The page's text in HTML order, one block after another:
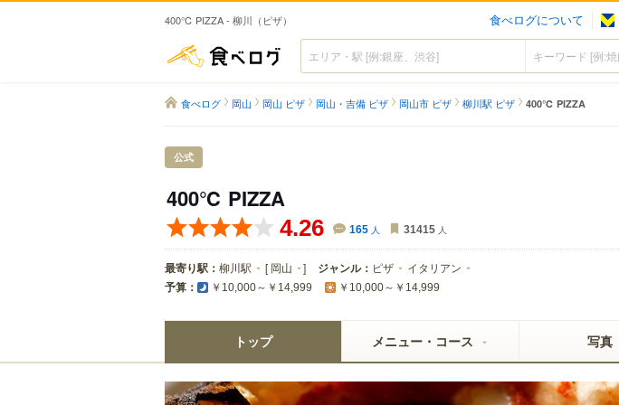
400℃ PIZZA - 柳川（ピザ） 食べログについて
食べログ
食べログ 岡山 岡山 ピザ 岡山・吉備 ピザ 岡山市 ピザ 柳川駅 ピザ 400℃ PIZZA
公式
400℃ PIZZA
4.26 165 人 31415 人
最寄り駅： 柳川駅 [ 岡山 ] ジャンル： ピザ イタリアン
予算： ￥10,000～￥14,999 ￥10,000～￥14,999
トップ メニュー・コース 写真